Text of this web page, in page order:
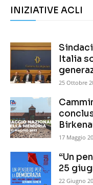
INIZIATIVE ACLI
Italia
25 Ottobre
17 Maggio
“Un
25
22 Giugno